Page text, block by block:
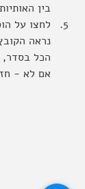
בין
לחצו על
נראה
הכל בסדר,
אם לא -